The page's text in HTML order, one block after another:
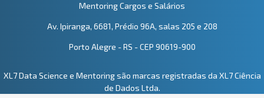
Mentoring Cargos e Salários
Av. Ipiranga, 6681, Prédio 96A, salas 205 e 208
Porto Alegre - RS - CEP 90619-900
XL7 Data Science e Mentoring são marcas registradas da XL7 Ciência
de Dados Ltda.